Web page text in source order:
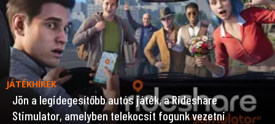
JÁTÉKHÍREK
Jön a legidegesítőbb autós játék, a Rideshare
Stimulator, amelyben telekocsit fogunk vezetni